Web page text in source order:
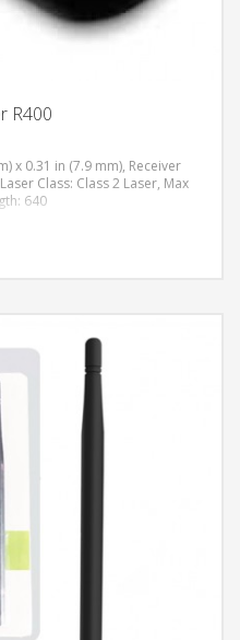
R400
x 0.31 in (7.9 mm), Receiver
Class: Class 2 Laser, Max
640